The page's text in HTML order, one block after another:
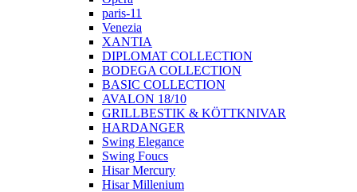
paris-11
Venezia
XANTIA
DIPLOMAT COLLECTION
BODEGA COLLECTION
BASIC COLLECTION
AVALON 18/10
GRILLBESTIK & KÖTTKNIVAR
HARDANGER
Swing Elegance
Swing Foucs
Hisar Mercury
Hisar Millenium